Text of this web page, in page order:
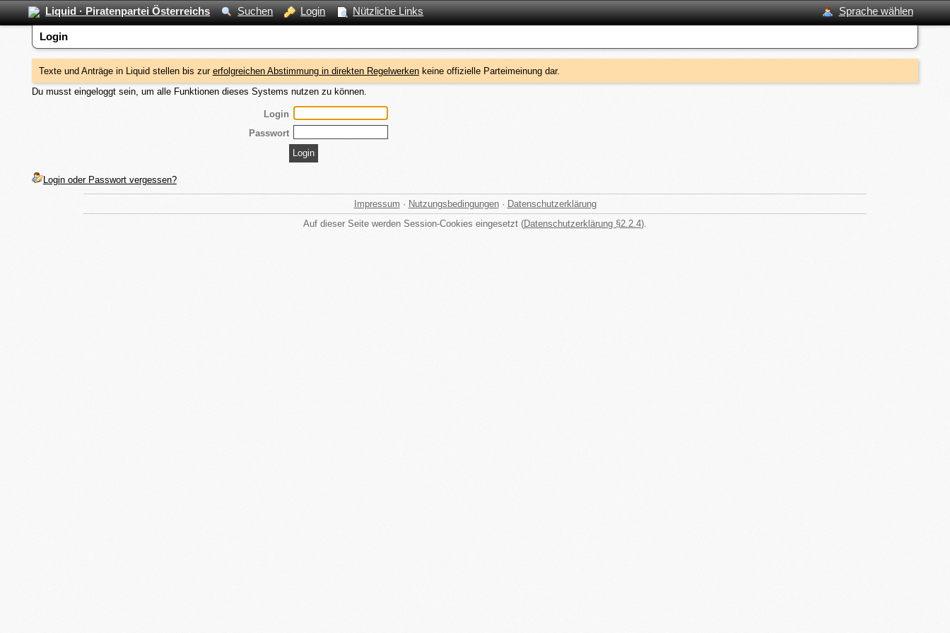
Liquid · Piratenpartei Österreichs Suchen Login Nützliche Links Sprache wählen
Login
Texte und Anträge in Liquid stellen bis zur erfolgreichen Abstimmung in direkten Regelwerkenkeine offizielle Parteimeinung dar.
Du musst eingeloggt sein, um alle Funktionen dieses Systems nutzen zu können.
Login
Passwort
Login oder Passwort vergessen?
Impressum · Nutzungsbedingungen· Datenschutzerklärung
Auf dieser Seite werden Session-Cookies eingesetzt (Datenschutzerklärung §2.2.4).